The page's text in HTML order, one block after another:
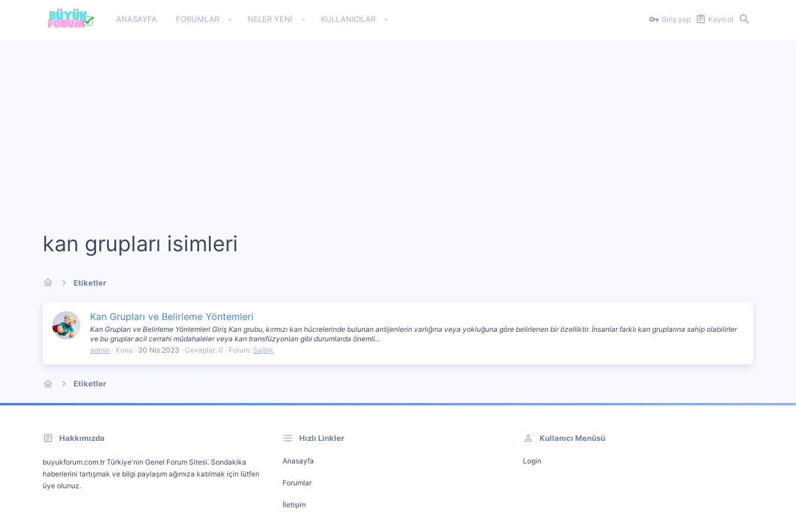
ANASAYFA FORUMLAR NELER YENI KULLANICILAR Giriş yap Kayıt ol
kan grupları isimleri
Etiketler
Kan Grupları ve Belirleme Yöntemleri
Kan Grupları ve Belirleme Yöntemleri Giriş Kan grubu, kırmızı kan hücrelerinde bulunan antijenlerin varlığına veya yokluğuna göre belirlenen bir özelliktir. İnsanlar farklı kan gruplarına sahip olabilirler
ve bu gruplar acil cerrahi müdahaleler veya kan transfüzyonları gibi durumlarda önemli...
admin
Konu 30 Nis 2023 Cevaplar: 0 Forum: Sağlık
Etiketler
Hakkımızda
buyukforum.com.tr Türkiye'nin Genel Forum Sitesi. Sondakika
haberlerini tartışmak ve bilgi paylaşım ağımıza katılmak için lütfen
üye olunuz.
Hızlı Linkler
Anasayfa
Forumlar
İletişim
Kullanıcı Menüsü
Login